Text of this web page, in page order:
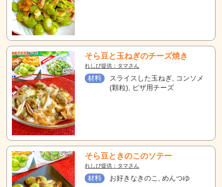
そら豆と玉ねぎのチーズ焼き
れしぴ提供：タマさん
材料
スライスした玉ねぎ, コンソメ
(顆粒), ピザ用チーズ
そら豆ときのこのソテー
れしぴ提供：タマさん
材料 お好きなきのこ, めんつゆ